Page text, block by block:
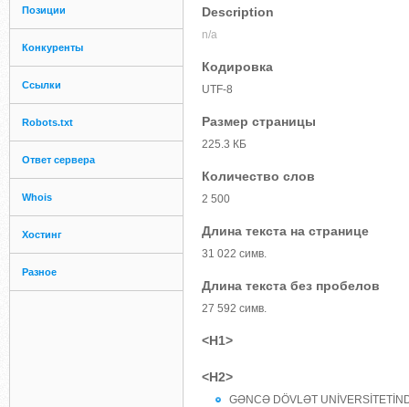
Позиции
Конкуренты
Ссылки
Robots.txt
Ответ сервера
Whois
Хостинг
Разное
Description
n/a
Кодировка
UTF-8
Размер страницы
225.3 КБ
Количество слов
2 500
Длина текста на странице
31 022 симв.
Длина текста без пробелов
27 592 симв.
<H1>
<H2>
GƏNCƏ DÖVLƏT